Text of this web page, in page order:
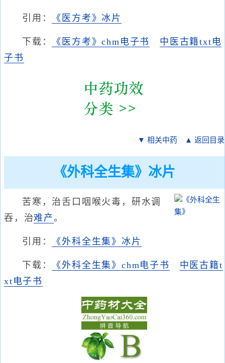
引用： 《医方考》冰片
下载： 《医方考》chm电子书
中医古籍txt电
子书
▼ 相关中药 ▲ 返回目录
《外科全生集》冰片
苦寒，治舌口咽喉火毒，研水调
吞，治难产。
引用： 《外科全生集》冰片
下载： 《外科全生集》chm电子书
中医古籍t
xt电子书